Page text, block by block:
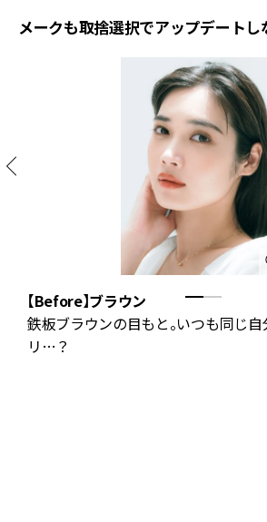
メークも取捨選択でアップデートし
【Before】ブラウン
鉄板ブラウンの目もと。いつも同じ
リ…？